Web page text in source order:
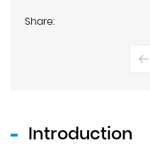
Share:
Introduction